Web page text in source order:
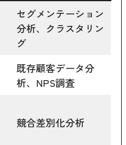
セグメンテーション
分析、クラスタリン
グ
既存顧客データ分
析、NPS調査
競合差別化分析